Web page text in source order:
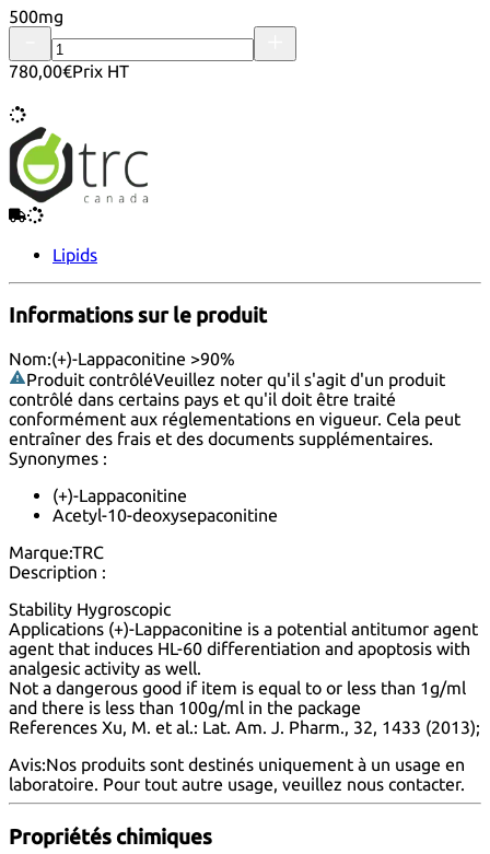
500mg
780,00€Prix HT
Lipids
Informations sur le produit
Nom:(+)-Lappaconitine >90%
Produit contrôléVeuillez noter qu'il s'agit d'un produit
contrôlé dans certains pays et qu'il doit être traité
conformément aux réglementations en vigueur. Cela peut
entraîner des frais et des documents supplémentaires.
Synonymes :
(+)-Lappaconitine
Acetyl-10-deoxysepaconitine
Marque:TRC
Description :
Stability Hygroscopic
Applications (+)-Lappaconitine is a potential antitumor agent
agent that induces HL-60 differentiation and apoptosis with
analgesic activity as well.
Not a dangerous good if item is equal to or less than 1g/ml
and there is less than 100g/ml in the package
References Xu, M. et al.: Lat. Am. J. Pharm., 32, 1433 (2013);
Avis:Nos produits sont destinés uniquement à un usage en
laboratoire. Pour tout autre usage, veuillez nous contacter.
Propriétés chimiques